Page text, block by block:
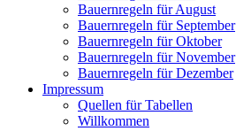
Bauernregeln für August
Bauernregeln für September
Bauernregeln für Oktober
Bauernregeln für November
Bauernregeln für Dezember
Impressum
Quellen für Tabellen
Willkommen